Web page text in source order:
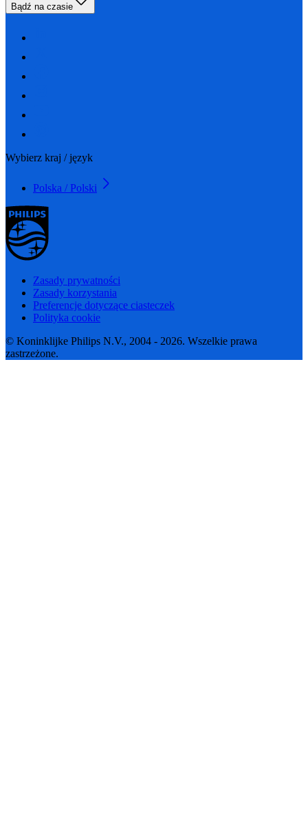
Bądź na czasie
Wybierz kraj / język
Polska / Polski
Zasady prywatności
Zasady korzystania
Preferencje dotyczące ciasteczek
Polityka cookie
© Koninklijke Philips N.V., 2004 - 2026. Wszelkie prawa
zastrzeżone.